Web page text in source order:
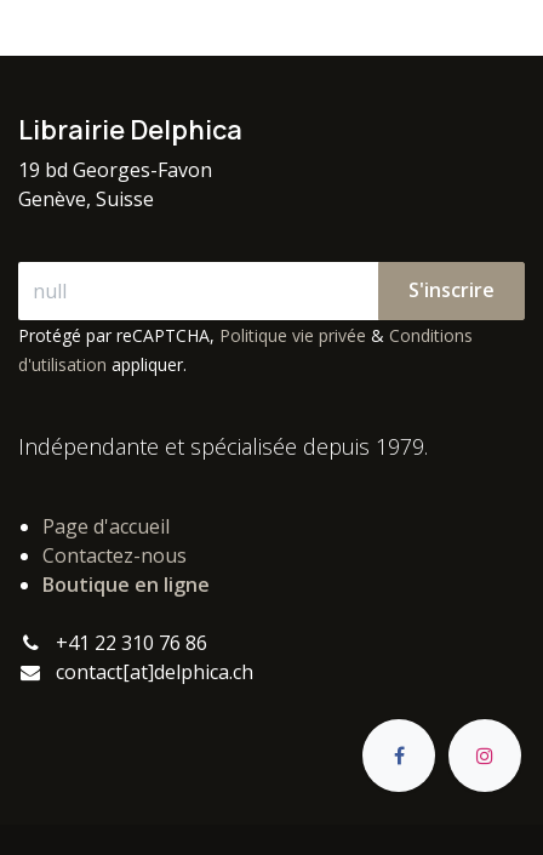
Librairie Delphica
19 bd Georges-Favon
Genève, Suisse
S'inscrire
Protégé par reCAPTCHA, Politique vie privée & Conditions
d'utilisation appliquer.
Indépendante et spécialisée depuis 1979.
Page d'accueil
Contactez-nous
Boutique en ligne
+41 22 310 76 86
contact[at]delphica.ch